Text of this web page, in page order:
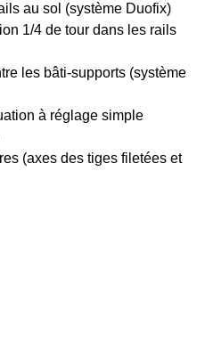
au sol (système Duofix)
1/4 de tour dans les rails
les bâti-supports (système
à réglage simple
(axes des tiges filetées et